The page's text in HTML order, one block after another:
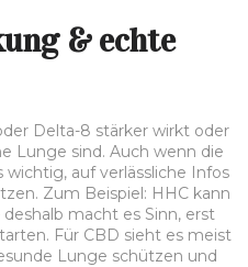
& echte
Delta-8 stärker wirkt oder
Lunge sind. Auch wenn die
wichtig, auf verlässliche Infos
Zum Beispiel: HHC kann
macht es Sinn, erst
Für CBD sieht es meist
Lunge schützen und